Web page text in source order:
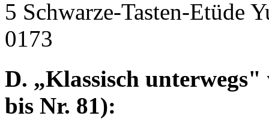
5 Schwarze-Tasten-Etüde
0173
D. „Klassisch
bis Nr. 81):